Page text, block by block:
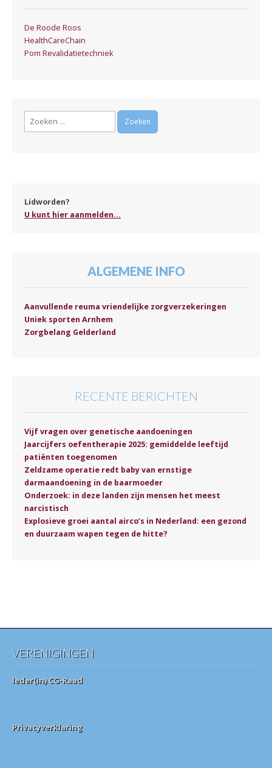
De Roode Roos
HealthCareChain
Pom Revalidatietechniek
Zoeken
Lidworden?
U kunt hier aanmelden...
ALGEMENE INFO
Aanvullende reuma vriendelijke zorgverzekeringen
Uniek sporten Arnhem
Zorgbelang Gelderland
RECENTE BERICHTEN
Vijf vragen over genetische aandoeningen
Jaarcijfers oefentherapie 2025: gemiddelde leeftijd
patiënten toegenomen
Zeldzame operatie redt baby van ernstige
darmaandoening in de baarmoeder
Onderzoek: in deze landen zijn mensen het meest
narcistisch
Explosieve groei aantal airco’s in Nederland: een gezond
en duurzaam wapen tegen de hitte?
VERENIGINGEN
Ieder(in) CG-Raad
Privacyverklaring